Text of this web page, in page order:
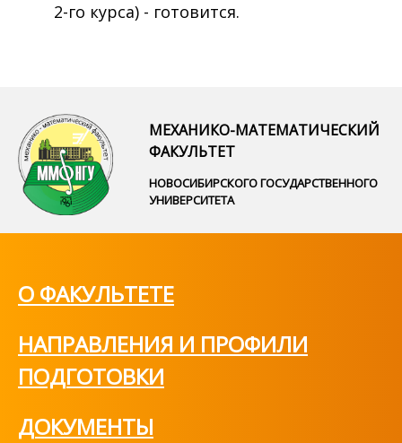
2-го курса) - готовится.
МЕХАНИКО-МАТЕМАТИЧЕСКИЙ
ФАКУЛЬТЕТ
НОВОСИБИРСКОГО ГОСУДАРСТВЕННОГО
УНИВЕРСИТЕТА
О ФАКУЛЬТЕТЕ
НАПРАВЛЕНИЯ И ПРОФИЛИ
ПОДГОТОВКИ
ДОКУМЕНТЫ